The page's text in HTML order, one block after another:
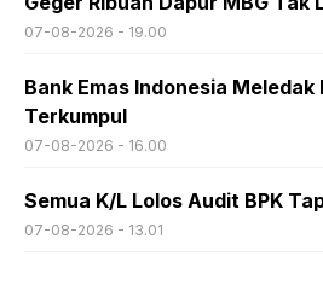
07-08-2026 - 19.00
Bank Emas Indonesia Meledak
Terkumpul
07-08-2026 - 16.00
Semua K/L Lolos Audit BPK
07-08-2026 - 13.01